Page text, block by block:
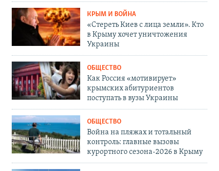
КРЫМ И ВОЙНА
«Стереть Киев с лица земли». Кто
в Крыму хочет уничтожения
Украины
ОБЩЕСТВО
Как Россия «мотивирует»
крымских абитуриентов
поступать в вузы Украины
ОБЩЕСТВО
Война на пляжах и тотальный
контроль: главные вызовы
курортного сезона-2026 в Крыму